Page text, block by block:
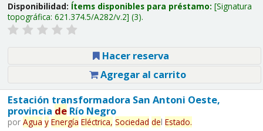
Disponibilidad: Ítems disponibles para préstamo: Signatura
topográfica: 621.374.5/A282/v.2 (3).
Hacer reserva
Agregar al carrito
Estación transformadora San Antoni Oeste,
provincia deRío Negro
por Agua y Energía Eléctrica, Sociedad del Estado.